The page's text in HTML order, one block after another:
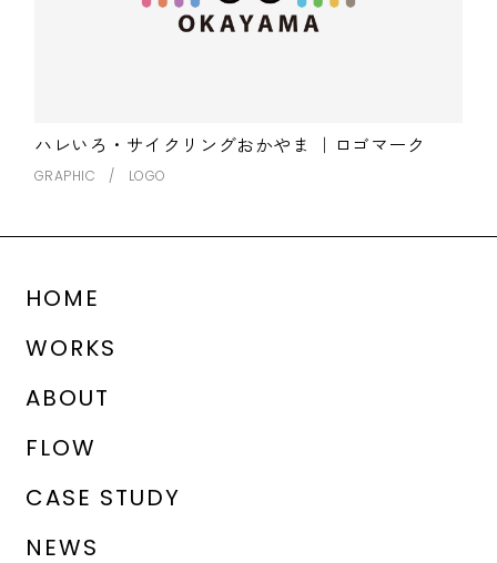
ハレいろ・サイクリングおかやま ｜ロゴマーク
GRAPHIC LOGO
HOME
WORKS
ABOUT
FLOW
CASE STUDY
NEWS